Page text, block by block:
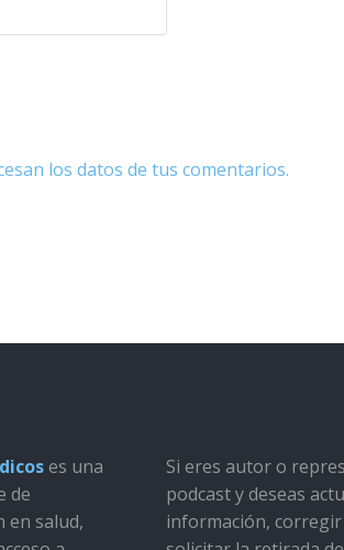
los datos de tus comentarios.
es una
de
en salud,
Si eres autor o
podcast y deseas
información,